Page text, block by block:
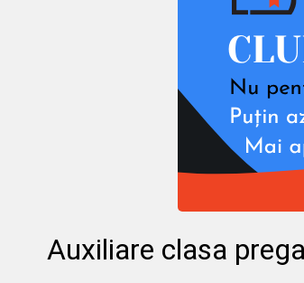
Auxiliare clasa